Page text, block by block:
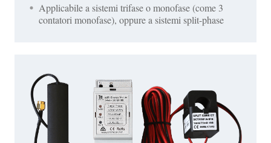
Applicabile a sistemi trifase o monofase (come 3
contatori monofase), oppure a sistemi split-phase